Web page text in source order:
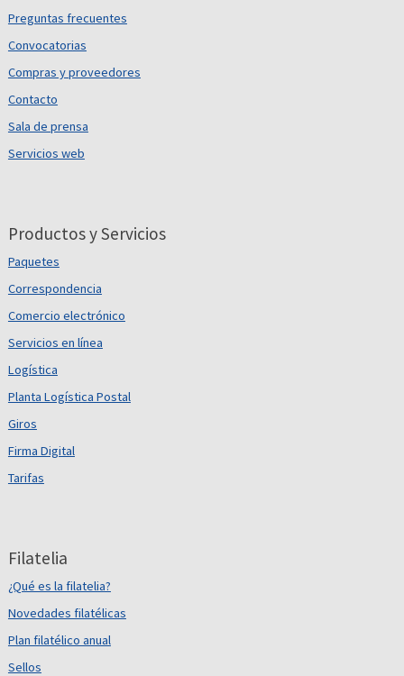
Preguntas frecuentes
Convocatorias
Compras y proveedores
Contacto
Sala de prensa
Servicios web
Productos y Servicios
Paquetes
Correspondencia
Comercio electrónico
Servicios en línea
Logística
Planta Logística Postal
Giros
Firma Digital
Tarifas
Filatelia
¿Qué es la filatelia?
Novedades filatélicas
Plan filatélico anual
Sellos